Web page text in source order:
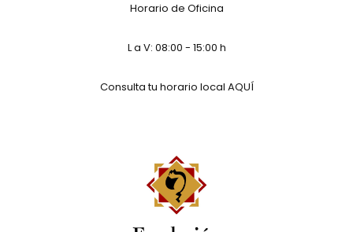
Horario de Oficina
L a V: 08:00 - 15:00 h
Consulta tu horario local AQUÍ